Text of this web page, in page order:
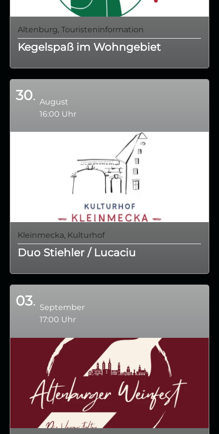
Altenburg, Touristeninformation
Kegelspaß im Wohngebiet
30
August
16:00 Uhr
Kleinmecka, Kulturhof
Duo Stiehler / Lucaciu
03
September
17:00 Uhr